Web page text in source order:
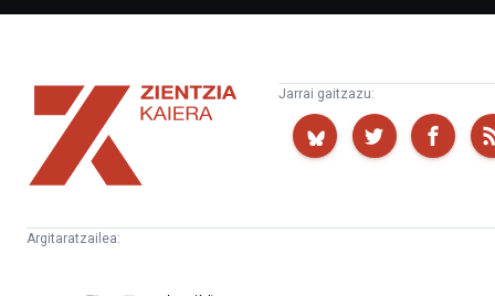
Zientzia
Kaiera
Jarrai gaitzazu:
Argitaratzailea: